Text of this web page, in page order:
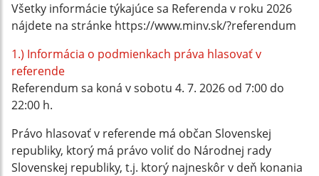
Všetky informácie týkajúce sa Referenda v roku 2026
nájdete na stránke https://www.minv.sk/?referendum
1.) Informácia o podmienkach práva hlasovať v
referende
Referendum sa koná v sobotu 4. 7. 2026 od 7:00 do
22:00 h.
Právo hlasovať v referende má občan Slovenskej
republiky, ktorý má právo voliť do Národnej rady
Slovenskej republiky, t.j. ktorý najneskôr v deň konania